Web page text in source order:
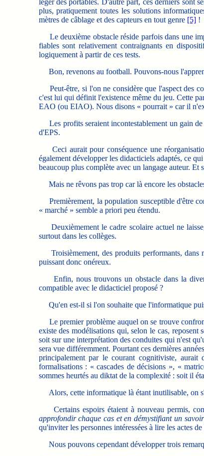
léger des portables. D'autre part, ces derniers sont
plus, pratiquement toutes les solutions
mètres de câblage et des capteurs en tout genre [5]!
Le deuxième obstacle réside parfois dans une
fiables sont relativement contraignants en
logiquement à partir de ces tests.
Bon, revenons au football. Pouvons-nous
Peut-être, si l'on ne considère que l'aspect des
c'est lui qui définit l'existence même du jeu. Cette
EAO (ou EIAO). Nous disons « pourrait » car il
Les profits seraient incontestablement un gain de
d'EPS.
Ceci aurait pour conséquence une
également développer les didacticiels adaptés, ce
beaucoup plus complète avec un langage auteur.
Mais ne rêvons pas trop car là encore les
Premièrement, la population susceptible d'être
« marché » semble a priori peu étendu.
Deuxièmement le cadre scolaire actuel ne
surtout dans les collèges.
Troisièmement, des produits performants, dans
puissant donc onéreux.
Enfin, nous trouvons un obstacle dans la
compatible avec le didacticiel proposé ?
Qu'en est-il si l'on souhaite que l'informatique
Le premier problème auquel on se trouve
existe des modélisations qui, selon le cas,
soit sur une interprétation des conduites qui n'est
sera vue différemment. Pourtant ces dernières
principalement par le courant cognitiviste, aurait
formalisations : « cascades de décisions », «
sommes heurtés au diktat de la complexité : soit il
Alors, cette informatique là étant inutilisable, on
Certains espoirs étaient à nouveau permis,
approfondir chaque cas et en démystifiant un
qu'inviter les personnes intéressées à lire les actes
Nous pouvons cependant développer trois